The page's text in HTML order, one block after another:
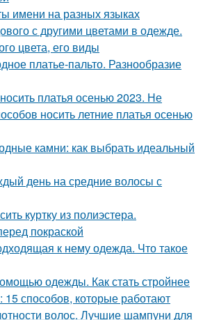
имени на разных языках
с другими цветами в одежде.
цвета, его виды
платье-пальто. Разнообразие
платья осенью 2023. Не
носить летние платья осенью
камни: как выбрать идеальный
день на средние волосы с
куртку из полиэстера.
покраской
к нему одежда. Что такое
одежды. Как стать стройнее
способов, которые работают
волос. Лучшие шампуни для